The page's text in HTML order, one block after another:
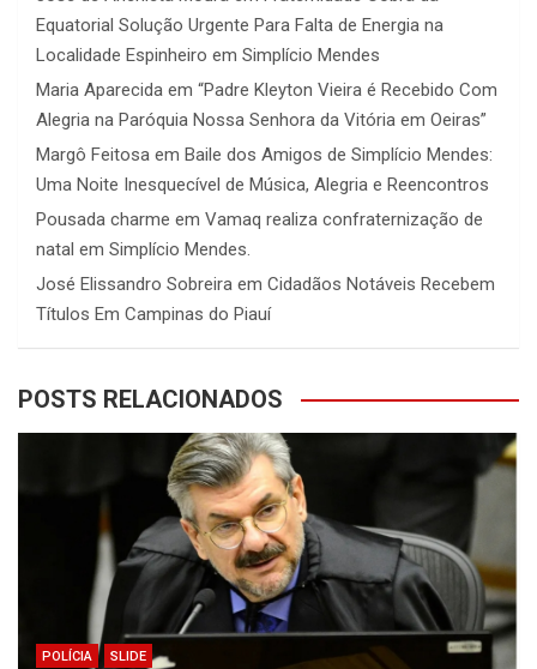
Equatorial Solução Urgente Para Falta de Energia na
Localidade Espinheiro em Simplício Mendes
Maria Aparecida em “Padre Kleyton Vieira é Recebido Com
Alegria na Paróquia Nossa Senhora da Vitória em Oeiras”
Margô Feitosa em Baile dos Amigos de Simplício Mendes:
Uma Noite Inesquecível de Música, Alegria e Reencontros
Pousada charme em Vamaq realiza confraternização de
natal em Simplício Mendes.
José Elissandro Sobreira em Cidadãos Notáveis Recebem
Títulos Em Campinas do Piauí
POSTS RELACIONADOS
POLÍCIA SLIDE